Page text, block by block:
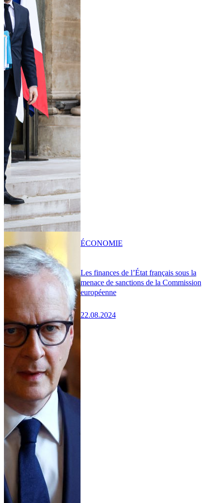
Les finances de l’État français sous la
menace de sanctions de la Commission
européenne
22.08.2024
ÉCONOMIE